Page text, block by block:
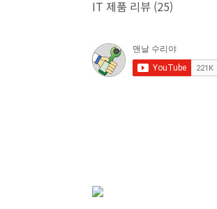
IT 제품 리뷰 (25)